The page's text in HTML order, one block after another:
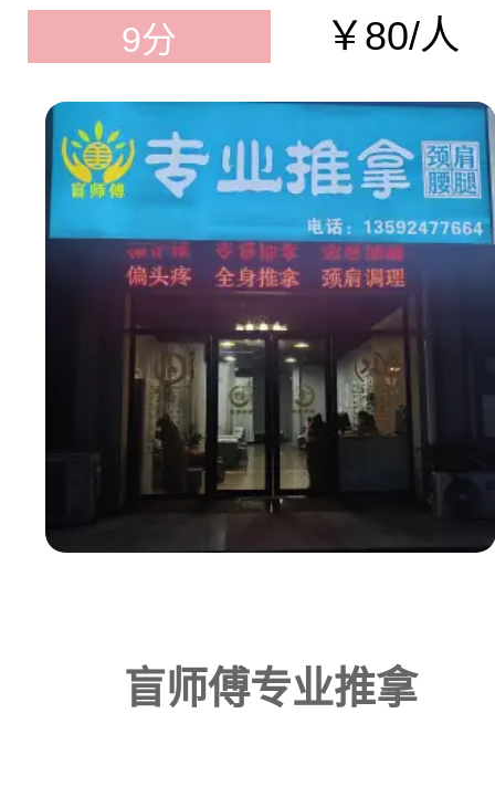
9分 ￥80/人
盲师傅专业推拿